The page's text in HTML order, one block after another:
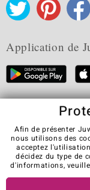
Application de
CGV
Visit
Afin de présenter
nous utilisons des
acceptez
décidez du type de
d'informations,